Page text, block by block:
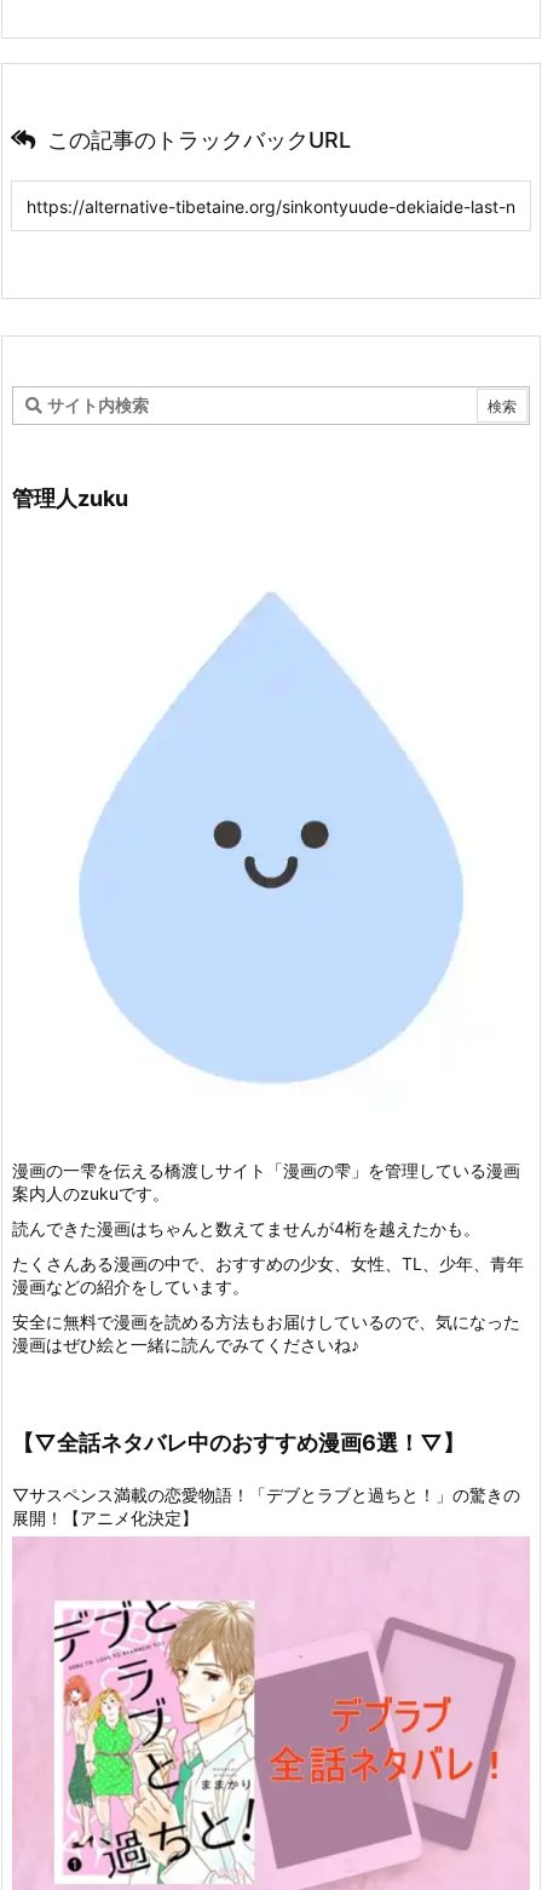
この記事のトラックバックURL
管理人zuku
漫画の一雫を伝える橋渡しサイト「漫画の雫」を管理している漫画
案内人のzukuです。
読んできた漫画はちゃんと数えてませんが4桁を越えたかも。
たくさんある漫画の中で、おすすめの少女、女性、TL、少年、青年
漫画などの紹介をしています。
安全に無料で漫画を読める方法もお届けしているので、気になった
漫画はぜひ絵と一緒に読んでみてくださいね♪
【▽全話ネタバレ中のおすすめ漫画6選！▽】
▽サスペンス満載の恋愛物語！「デブとラブと過ちと！」の驚きの
展開！【アニメ化決定】